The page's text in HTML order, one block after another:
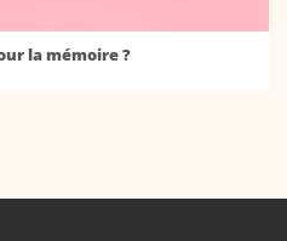
la mémoire ?